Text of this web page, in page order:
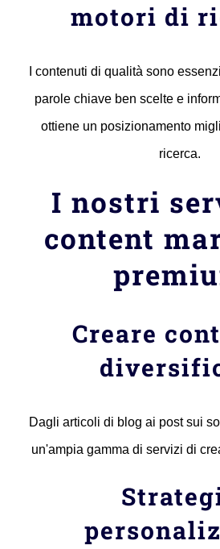
motori di
I contenuti di qualità sono
parole chiave ben scelte e
ottiene un posizionamento
ricerca.
I nostri
content
Creare
Dagli articoli di blog ai post sui
un'ampia gamma di servizi di